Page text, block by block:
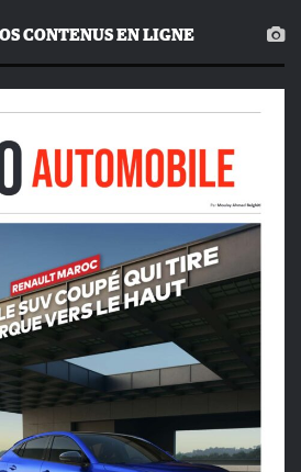
CONTENUS EN LIGNE